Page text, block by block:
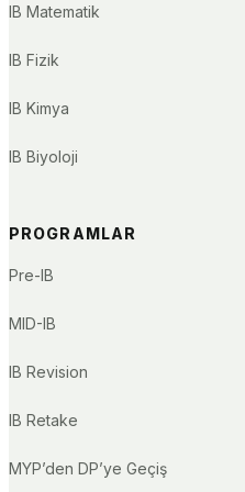
IB Matematik
IB Fizik
IB Kimya
IB Biyoloji
PROGRAMLAR
Pre-IB
MID-IB
IB Revision
IB Retake
MYP’den DP’ye Geçiş